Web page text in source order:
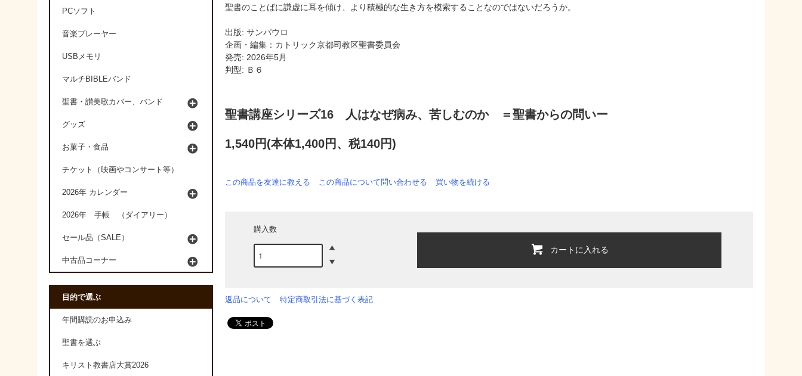
聖書のことばに謙虚に耳を傾け、より積極的な生き方を模索することなのではないだろうか。
出版: サンパウロ
企画・編集：カトリック京都司教区聖書委員会
発売: 2026年5月
判型: Ｂ６
聖書講座シリーズ16 人はなぜ病み、苦しむのか ＝聖書からの問いー
1,540円(本体1,400円、税140円)
この商品を友達に教える この商品について問い合わせる 買い物を続ける
購入数
カートに入れる
返品について 特定商取引法に基づく表記
PCソフト
音楽プレーヤー
USBメモリ
マルチBIBLEバンド
聖書・讃美歌カバー、バンド
グッズ
お菓子・食品
チケット（映画やコンサート等）
2026年 カレンダー
2026年 手帳 （ダイアリー）
セール品（SALE）
中古品コーナー
目的で選ぶ
年間購読のお申込み
聖書を選ぶ
キリスト教書店大賞2026